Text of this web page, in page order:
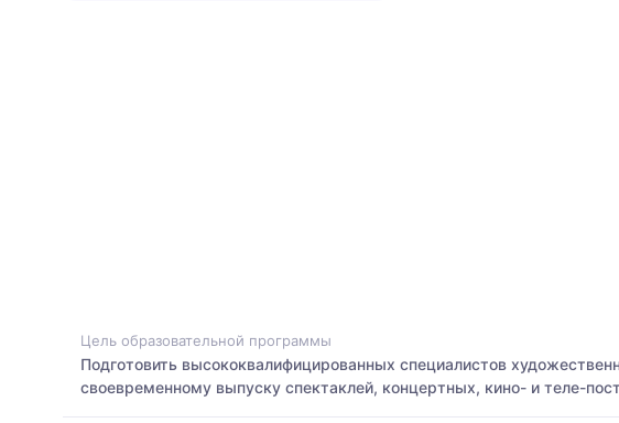
Цель образовательной программы
Подготовить высококвалифицированных специалистов
своевременному выпуску спектаклей, концертных, кино- и теле-